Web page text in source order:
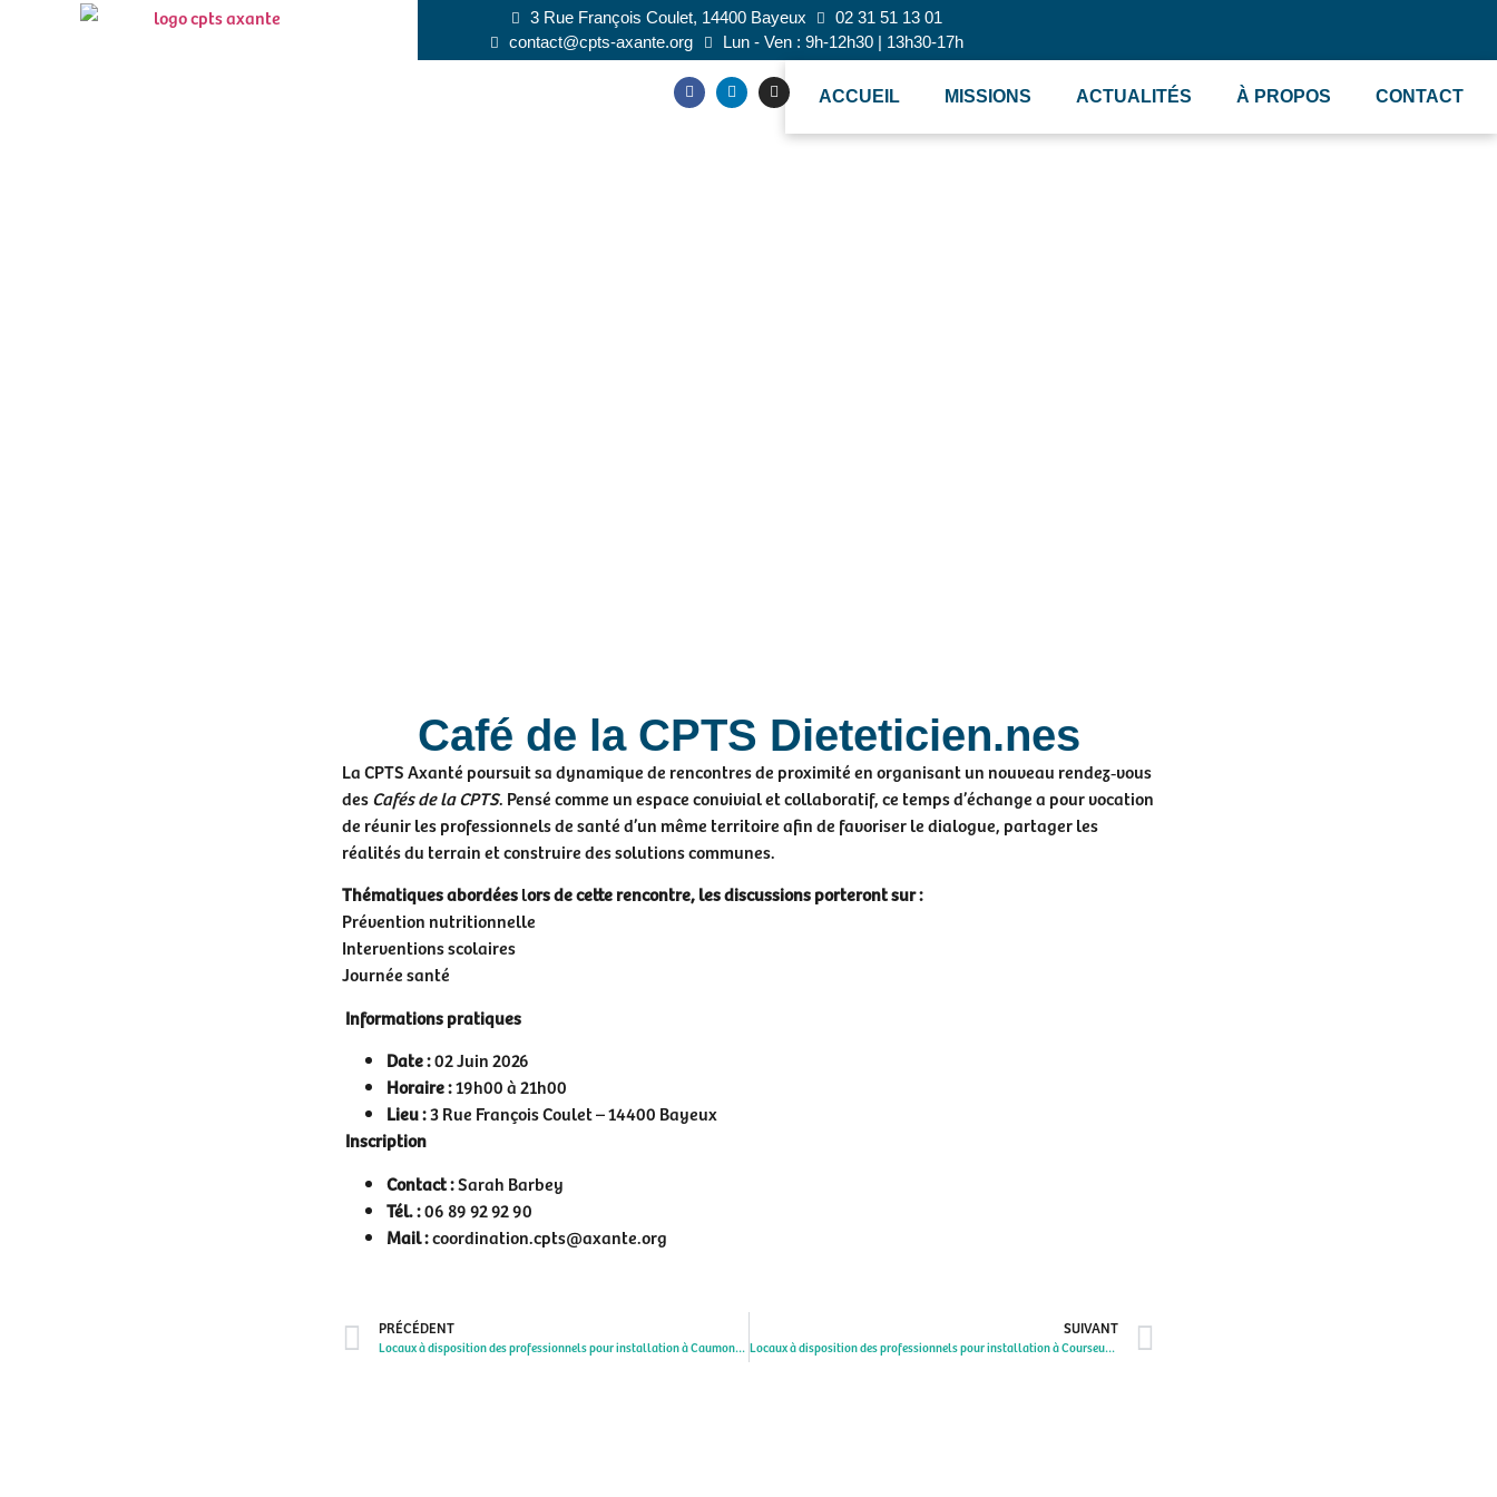
3 Rue François Coulet, 14400 Bayeux
02 31 51 13 01
contact@cpts-axante.org
Lun - Ven : 9h-12h30 | 13h30-17h
ACCUEIL MISSIONS ACTUALITÉS À PROPOS CONTACT
Café de la CPTS Dieteticien.nes
La CPTS Axanté poursuit sa dynamique de rencontres de proximité en organisant un nouveau rendez‑vous
desCafés de la CPTS. Pensé comme un espace convivial et collaboratif, ce temps d’échange a pour vocation
de réunir les professionnels de santé d’un même territoire afin de favoriser le dialogue, partager les
réalités du terrain et construire des solutions communes.
Thématiques abordéeslors de cette rencontre, les discussions porteront sur :
Prévention nutritionnelle
Interventions scolaires
Journée santé
Informations pratiques
Date :02 Juin 2026
Horaire :19h00 à 21h00
Lieu :3 Rue François Coulet – 14400 Bayeux
Inscription
Contact :Sarah Barbey
Tél. :06 89 92 92 90
Mail :coordination.cpts@axante.org
PRÉCÉDENT
Locaux à disposition des professionnels pour installation à Caumont sur Aure
SUIVANT
Locaux à disposition des professionnels pour installation à Courseulles-sur-Mer